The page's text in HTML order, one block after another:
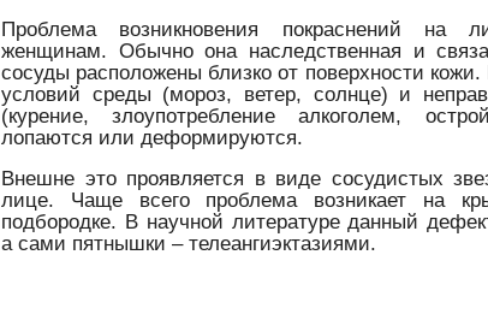
Проблема возникновения покраснений на
женщинам. Обычно она наследственная и
сосуды расположены близко от поверхности кожи.
условий среды (мороз, ветер, солнце) и
(курение, злоупотребление алкоголем,
лопаются или деформируются.
Внешне это проявляется в виде сосудистых
лице. Чаще всего проблема возникает на
подбородке. В научной литературе данный
а сами пятнышки – телеангиэктазиями.